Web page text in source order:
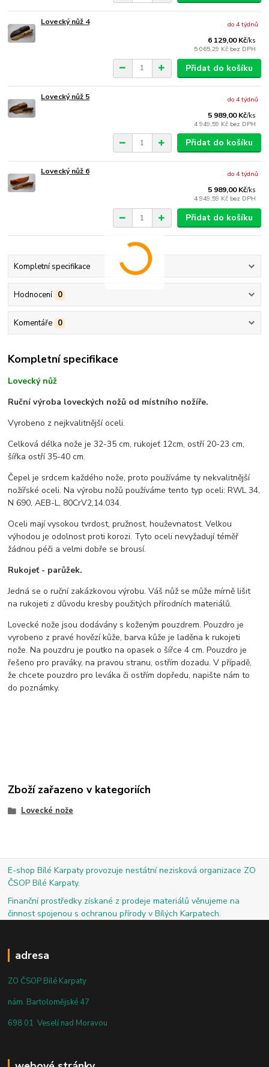
Lovecký nůž 4
6 129,00 Kč/ks
5 065,29 Kč bez DPH
do 4 týdnů
Přidat do košíku
Lovecký nůž 5
5 989,00 Kč/ks
4 949,59 Kč bez DPH
do 4 týdnů
Přidat do košíku
Lovecký nůž 6
5 989,00 Kč/ks
4 949,59 Kč bez DPH
do 4 týdnů
Přidat do košíku
Kompletní specifikace
Hodnocení 0
Komentáře 0
Kompletní specifikace
Lovecký nůž
Ruční výroba loveckých nožů od místního nožíře.
Vyrobeno z nejkvalitnější oceli.
Celková délka nože je 32-35 cm, rukojeť 12cm, ostří 20-23 cm,
šířka ostří 35-40 cm.
Čepel je srdcem každého nože, proto používáme ty nekvalitnější
nožířské oceli. Na výrobu nožů používáme tento typ oceli: RWL 34,
N 690, AEB-L, 80CrV2,14.034.
Oceli mají vysokou tvrdost, pružnost, houževnatost. Velkou
výhodou je odolnost proti korozi. Tyto oceli nevyžadují téměř
žádnou péči a velmi dobře se brousí.
Rukojeť - parůžek.
Jedná se o ruční zakázkovou výrobu. Váš nůž se může mírně lišit
na rukojeti z důvodu kresby použitých přírodních materiálů.
Lovecké nože jsou dodávány s koženým pouzdrem. Pouzdro je
vyrobeno z pravé hovězí kůže, barva kůže je laděna k rukojeti
nože. Na pouzdru je poutko na opasek o šířce 4 cm. Pouzdro je
řešeno pro praváky, na pravou stranu, ostřím dozadu. V případě,
že chcete pouzdro pro leváka či ostřím dopředu, napište nám to
do poznámky.
Zboží zařazeno v kategoriích
Lovecké nože
E-shop Bílé Karpaty provozuje nestátní nezisková organizace ZO
ČSOP Bílé Karpaty.
Finanční prostředky získané z prodeje materiálů věnujeme na
činnost spojenou s ochranou přírody v Bílých Karpatech.
adresa
ZO ČSOP Bílé Karpaty
nám. Bartolomějské 47
698 01 Veselí nad Moravou